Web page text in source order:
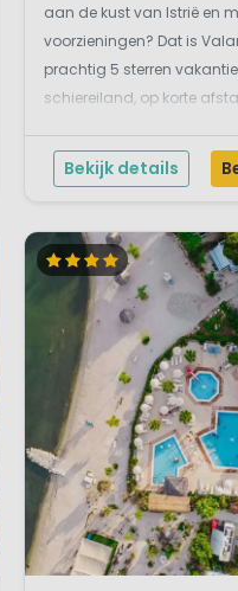
aan de kust van Istrië en
voorzieningen? Dat is
prachtig 5 sterren
schiereiland, op korte
van Porec. Ontdek van
Bekijk details